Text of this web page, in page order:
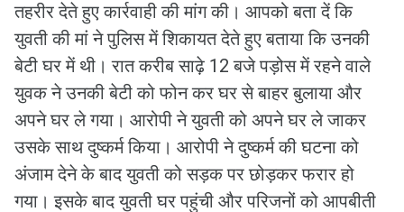
तहरीर देते हुए कार्रवाही की मांग की। आपको बता दें कि
युवती की मां ने पुलिस में शिकायत देते हुए बताया कि उनकी
बेटी घर में थी। रात करीब साढ़े 12 बजे पड़ोस में रहने वाले
युवक ने उनकी बेटी को फोन कर घर से बाहर बुलाया और
अपने घर ले गया। आरोपी ने युवती को अपने घर ले जाकर
उसके साथ दुष्कर्म किया। आरोपी ने दुष्कर्म की घटना को
अंजाम देने के बाद युवती को सड़क पर छोड़कर फरार हो
गया। इसके बाद युवती घर पहुंची और परिजनों को आपबीती